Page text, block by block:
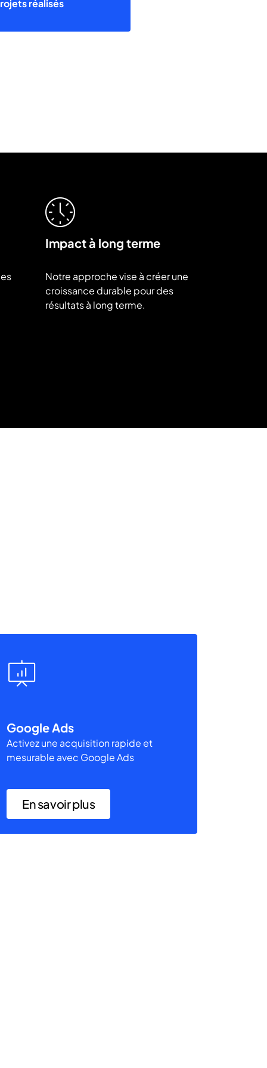
réalisés
Impact à long terme
Notre approche vise à créer une
croissance durable pour des
résultats à long terme.
Google Ads
Activez une acquisition rapide et
mesurable avec Google Ads
En savoir plus